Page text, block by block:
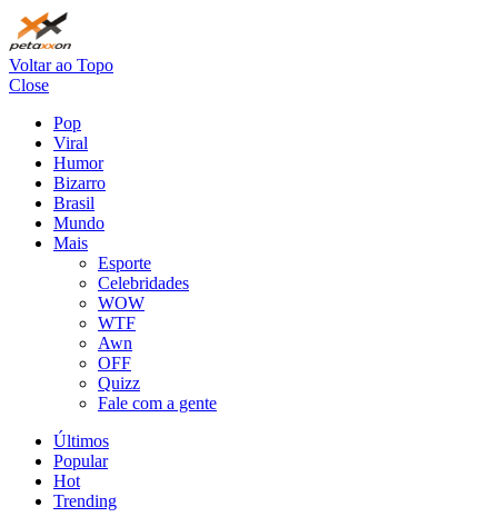
Voltar ao Topo
Close
Pop
Viral
Humor
Bizarro
Brasil
Mundo
Mais
Esporte
Celebridades
WOW
WTF
Awn
OFF
Quizz
Fale com a gente
Últimos
Popular
Hot
Trending